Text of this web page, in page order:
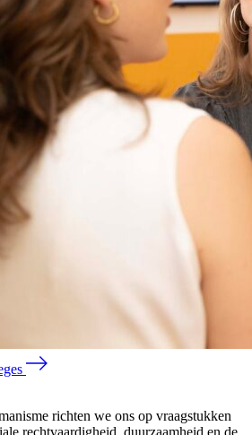
richten we ons op vraagstukken
rechtvaardigheid, duurzaamheid en de